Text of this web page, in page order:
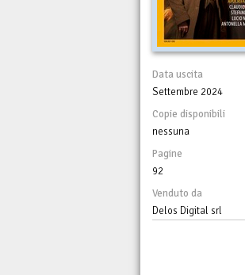
Data uscita
Settembre 2024
Copie disponibili
nessuna
Pagine
92
Venduto da
Delos Digital srl